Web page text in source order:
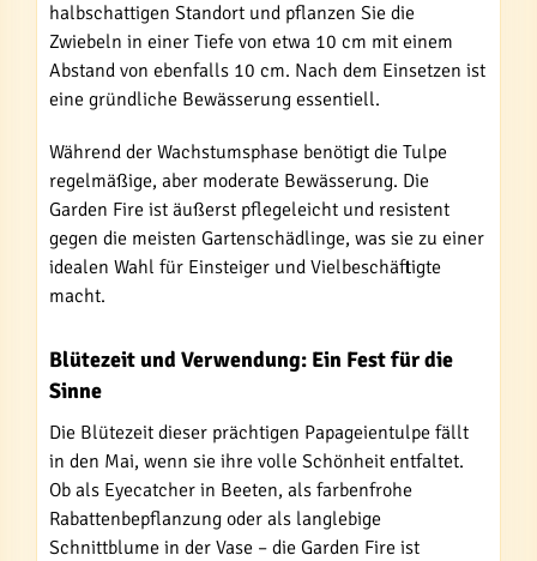
halbschattigen Standort und pflanzen Sie die
Zwiebeln in einer Tiefe von etwa 10 cm mit einem
Abstand von ebenfalls 10 cm. Nach dem Einsetzen ist
eine gründliche Bewässerung essentiell.
Während der Wachstumsphase benötigt die Tulpe
regelmäßige, aber moderate Bewässerung. Die
Garden Fire ist äußerst pflegeleicht und resistent
gegen die meisten Gartenschädlinge, was sie zu einer
idealen Wahl für Einsteiger und Vielbeschäftigte
macht.
Blütezeit und Verwendung: Ein Fest für die
Sinne
Die Blütezeit dieser prächtigen Papageientulpe fällt
in den Mai, wenn sie ihre volle Schönheit entfaltet.
Ob als Eyecatcher in Beeten, als farbenfrohe
Rabattenbepflanzung oder als langlebige
Schnittblume in der Vase – die Garden Fire ist